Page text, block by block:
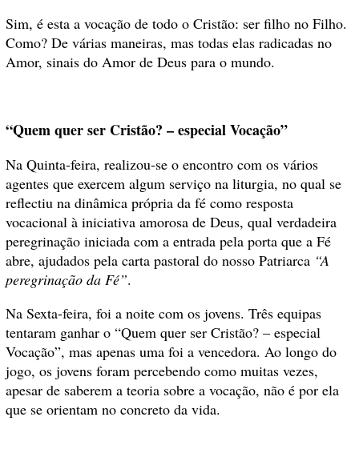
Sim, é esta a vocação de todo o Cristão: ser filho no Filho.
Como? De várias maneiras, mas todas elas radicadas no
Amor, sinais do Amor de Deus para o mundo.
“Quem quer ser Cristão? – especial Vocação”
Na Quinta-feira, realizou-se o encontro com os vários
agentes que exercem algum serviço na liturgia, no qual se
reflectiu na dinâmica própria da fé como resposta
vocacional à iniciativa amorosa de Deus, qual verdadeira
peregrinação iniciada com a entrada pela porta que a Fé
abre, ajudados pela carta pastoral do nosso Patriarca “A
peregrinação da Fé”.
Na Sexta-feira, foi a noite com os jovens. Três equipas
tentaram ganhar o “Quem quer ser Cristão? – especial
Vocação”, mas apenas uma foi a vencedora. Ao longo do
jogo, os jovens foram percebendo como muitas vezes,
apesar de saberem a teoria sobre a vocação, não é por ela
que se orientam no concreto da vida.